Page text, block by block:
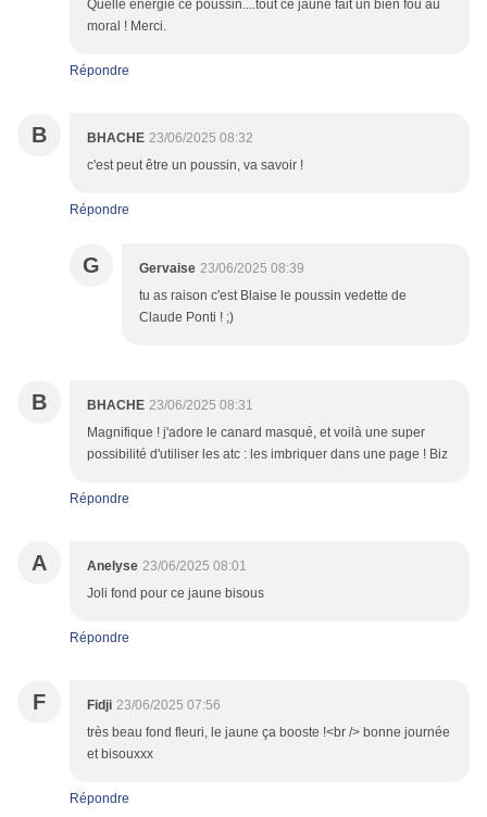
Quelle énergie ce poussin....tout ce jaune fait un bien fou au
moral ! Merci.
Répondre
B BHACHE 23/06/2025 08:32
c'est peut être un poussin, va savoir !
Répondre
G Gervaise 23/06/2025 08:39
tu as raison c'est Blaise le poussin vedette de
Claude Ponti ! ;)
B BHACHE 23/06/2025 08:31
Magnifique ! j'adore le canard masqué, et voilà une super
possibilité d'utiliser les atc : les imbriquer dans une page ! Biz
Répondre
A Anelyse 23/06/2025 08:01
Joli fond pour ce jaune bisous
Répondre
F Fidji 23/06/2025 07:56
très beau fond fleuri, le jaune ça booste !<br /> bonne journée
et bisouxxx
Répondre